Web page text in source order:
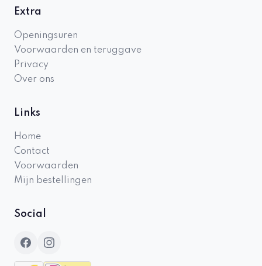
Extra
Openingsuren
Voorwaarden en teruggave
Privacy
Over ons
Links
Home
Contact
Voorwaarden
Mijn bestellingen
Social